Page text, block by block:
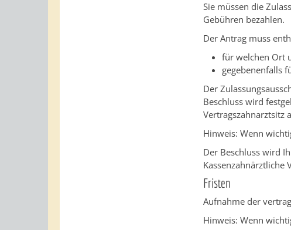
Sie müssen die
Gebühren bezahlen.
Der Antrag muss
für welchen Ort
gegebenenfalls
Der
Beschluss wird
Vertragszahnarztsitz
Hinweis: Wenn
Der Beschluss wird
Kassenzahnärztliche
Fristen
Aufnahme der
Hinweis: Wenn